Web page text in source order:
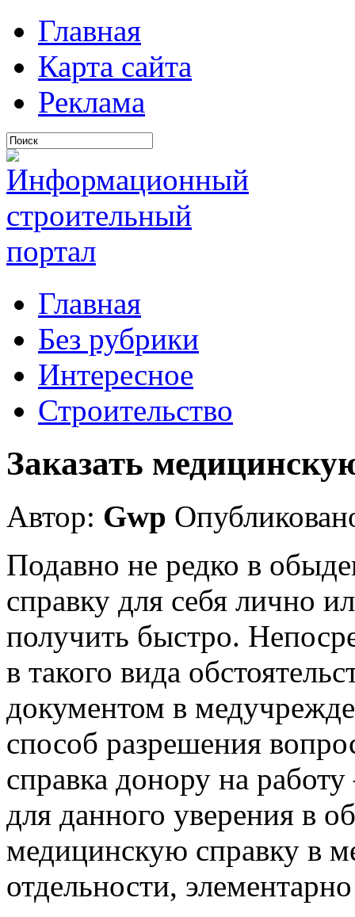
Главная
Карта сайта
Реклама
Главная
Без рубрики
Интересное
Строительство
Заказать
Автор: Gwp
Подавно не редко в
справку для себя лично
получить быстро.
в такого вида
документом в
способ разрешения
справка донору на
для данного уверения в
медицинскую справку в
отдельности,